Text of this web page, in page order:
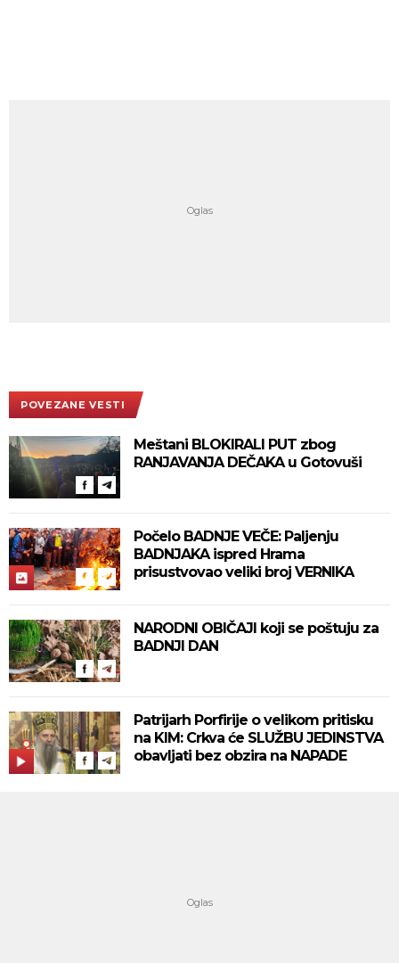
POVEZANE VESTI
Meštani BLOKIRALI PUT zbog
RANJAVANJA DEČAKA u Gotovuši
Počelo BADNJE VEČE: Paljenju
BADNJAKA ispred Hrama
prisustvovao veliki broj VERNIKA
NARODNI OBIČAJI koji se poštuju za
BADNJI DAN
Patrijarh Porfirije o velikom pritisku
na KIM: Crkva će SLUŽBU JEDINSTVA
obavljati bez obzira na NAPADE